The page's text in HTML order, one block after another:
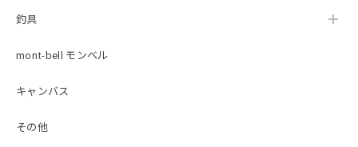
釣具
mont-bell モンベル
キャンバス
その他